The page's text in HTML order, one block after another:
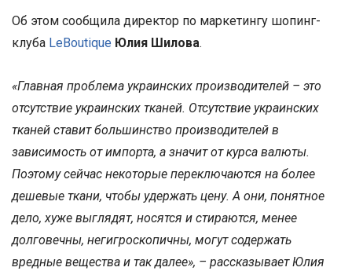
Об этом сообщила директор по маркетингу шопинг-
клуба LeBoutique Юлия Шилова.
«Главная проблема украинских производителей – это
отсутствие украинских тканей. Отсутствие украинских
тканей ставит большинство производителей в
зависимость от импорта, а значит от курса валюты.
Поэтому сейчас некоторые переключаются на более
дешевые ткани, чтобы удержать цену. А они, понятное
дело, хуже выглядят, носятся и стираются, менее
долговечны, негигроскопичны, могут содержать
вредные вещества и так далее», – рассказывает Юлия